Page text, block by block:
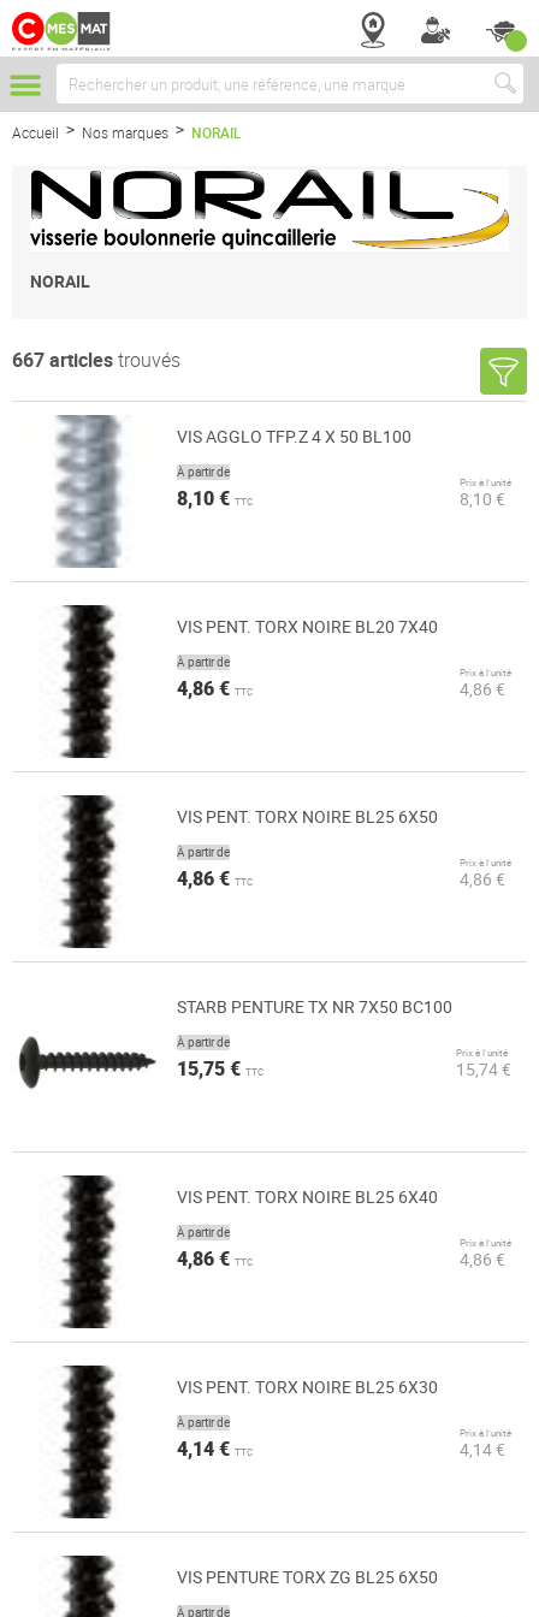
Chercher
Accueil Nos marques NORAIL
NORAIL
667articlestrouvés
VIS AGGLO TFP.Z 4 X 50 BL100
À partir de
8,10 € TTC
Prix à l’unité
8,10 €
VIS PENT. TORX NOIRE BL20 7X40
À partir de
4,86 € TTC
Prix à l’unité
4,86 €
VIS PENT. TORX NOIRE BL25 6X50
À partir de
4,86 € TTC
Prix à l’unité
4,86 €
STARB PENTURE TX NR 7X50 BC100
À partir de
15,75 € TTC
Prix à l’unité
15,74 €
VIS PENT. TORX NOIRE BL25 6X40
À partir de
4,86 € TTC
Prix à l’unité
4,86 €
VIS PENT. TORX NOIRE BL25 6X30
À partir de
4,14 € TTC
Prix à l’unité
4,14 €
VIS PENTURE TORX ZG BL25 6X50
À partir de